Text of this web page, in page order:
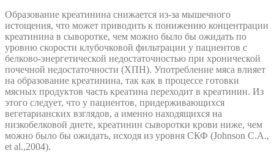
Образование креатинина снижается из-за мышечного
истощения, что может приводить к понижению концентрации
креатинина в сыворотке, чем можно было бы ожидать по
уровню скорости клубочковой фильтрации у пациентов с
белково-энергетической недостаточностью при хронической
почечной недостаточности (ХПН). Употребление мяса влияет
на образование креатинина, так как в процессе готовки
мясных продуктов часть креатина переходит в креатинин. Из
этого следует, что у пациентов, придерживающихся
вегетарианских взглядов, а именно находящихся на
низкобелковой диете, креатинин сыворотки крови ниже, чем
можно было бы ожидать, исходя из уровня СКФ (Johnson C.A.,
et al.,2004).